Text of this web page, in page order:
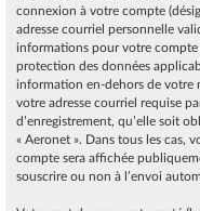
connexion à votre compte
adresse courriel personnelle
informations pour votre compte
protection des données
information en-dehors de votre
votre adresse courriel requise
d’enregistrement, qu’elle soit
« Aeronet ». Dans tous les cas,
compte sera affichée
souscrire ou non à l’envoi